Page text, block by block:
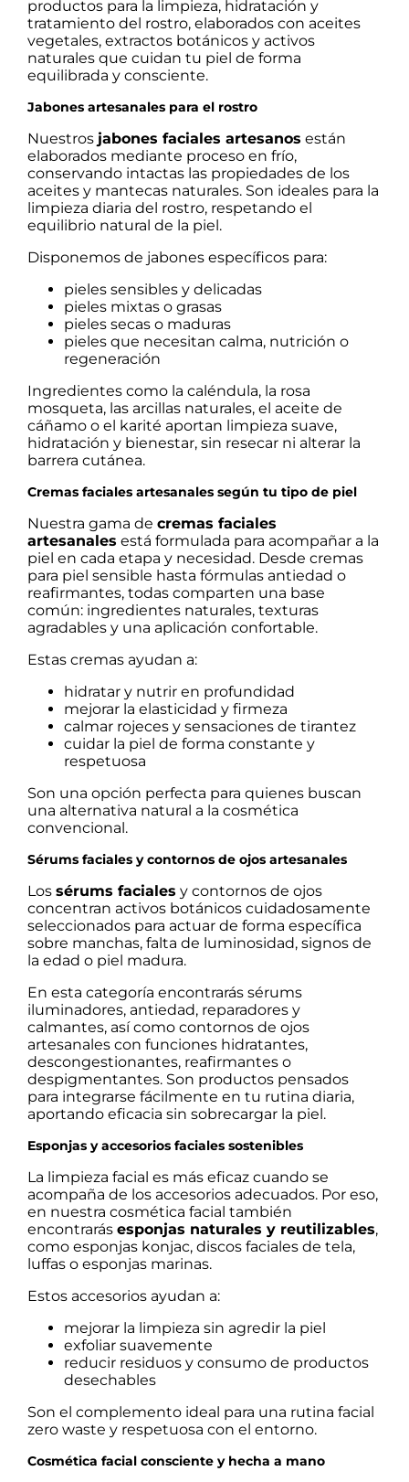
productos para la limpieza, hidratación y
tratamiento del rostro, elaborados con aceites
vegetales, extractos botánicos y activos
naturales que cuidan tu piel de forma
equilibrada y consciente.
Jabones artesanales para el rostro
Nuestros jabones faciales artesanos están
elaborados mediante proceso en frío,
conservando intactas las propiedades de los
aceites y mantecas naturales. Son ideales para la
limpieza diaria del rostro, respetando el
equilibrio natural de la piel.
Disponemos de jabones específicos para:
pieles sensibles y delicadas
pieles mixtas o grasas
pieles secas o maduras
pieles que necesitan calma, nutrición o
regeneración
Ingredientes como la caléndula, la rosa
mosqueta, las arcillas naturales, el aceite de
cáñamo o el karité aportan limpieza suave,
hidratación y bienestar, sin resecar ni alterar la
barrera cutánea.
Cremas faciales artesanales según tu tipo de piel
Nuestra gama de cremas faciales
artesanales está formulada para acompañar a la
piel en cada etapa y necesidad. Desde cremas
para piel sensible hasta fórmulas antiedad o
reafirmantes, todas comparten una base
común: ingredientes naturales, texturas
agradables y una aplicación confortable.
Estas cremas ayudan a:
hidratar y nutrir en profundidad
mejorar la elasticidad y firmeza
calmar rojeces y sensaciones de tirantez
cuidar la piel de forma constante y
respetuosa
Son una opción perfecta para quienes buscan
una alternativa natural a la cosmética
convencional.
Sérums faciales y contornos de ojos artesanales
Los sérums faciales y contornos de ojos
concentran activos botánicos cuidadosamente
seleccionados para actuar de forma específica
sobre manchas, falta de luminosidad, signos de
la edad o piel madura.
En esta categoría encontrarás sérums
iluminadores, antiedad, reparadores y
calmantes, así como contornos de ojos
artesanales con funciones hidratantes,
descongestionantes, reafirmantes o
despigmentantes. Son productos pensados
para integrarse fácilmente en tu rutina diaria,
aportando eficacia sin sobrecargar la piel.
Esponjas y accesorios faciales sostenibles
La limpieza facial es más eficaz cuando se
acompaña de los accesorios adecuados. Por eso,
en nuestra cosmética facial también
encontrarás esponjas naturales y reutilizables,
como esponjas konjac, discos faciales de tela,
luffas o esponjas marinas.
Estos accesorios ayudan a:
mejorar la limpieza sin agredir la piel
exfoliar suavemente
reducir residuos y consumo de productos
desechables
Son el complemento ideal para una rutina facial
zero waste y respetuosa con el entorno.
Cosmética facial consciente y hecha a mano